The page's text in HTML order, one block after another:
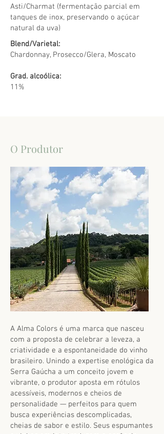
Asti/Charmat (fermentação parcial em
tanques de inox, preservando o açúcar
natural da uva)
Blend/Varietal:
Chardonnay, Prosecco/Glera, Moscato
Grad. alcoólica:
11%
O Produtor
A Alma Colors é uma marca que nasceu
com a proposta de celebrar a leveza, a
criatividade e a espontaneidade do vinho
brasileiro. Unindo a expertise enológica da
Serra Gaúcha a um conceito jovem e
vibrante, o produtor aposta em rótulos
acessíveis, modernos e cheios de
personalidade — perfeitos para quem
busca experiências descomplicadas,
cheias de sabor e estilo. Seus espumantes